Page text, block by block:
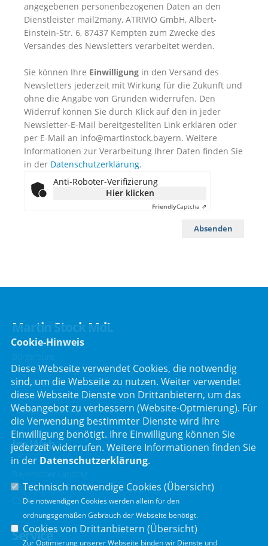
angegebenen personenbezogenen Daten an den
Dienstleister mail2many, ATRIVIO GmbH, Albert-
Einstein-Str. 6, 87437 Kempten zum Zwecke des
Versandes des Newsletters verarbeitet werden.
Sie können Ihre Einwilligung in den Versand des
Newsletters jederzeit mit Wirkung für die Zukunft und
ohne die Angabe von Gründen widerrufen. Den
Widerruf können Sie durch Klick auf den in jeder
Newsletter-E-Mail bereitgestellten Link erklären oder
per E-Mail an info@martinstock.bayern. Weitere
Informationen zur Verarbeitung Ihrer Daten finden Sie
in der Datenschutzerklärung.
Anti-Roboter-Verifizierung
Hier klicken
FriendlyCaptcha ⇗
Martin Stock MdL
Bürgerbüro
Schafbrückenweg 10
63834 Sulzbach am Main
Telefon :06028 / 217 496 0
Telefax : 06028 / 217 496 9
Im Web
CSU Landtagsfraktion
CSU Kreisverband Miltenberg
Service
Cookie-Hinweis
Diese Webseite verwendet Cookies, die notwendig
sind, um die Webseite zu nutzen. Weiter verwendet
diese Webseite Dienste von Drittanbietern, um das
Webangebot zu verbessern (Website-Optmierung). Für
die Verwendung bestimmter Dienste wird Ihre
Einwilligung benötigt. Ihre Einwilligung können Sie
jederzeit widerrufen. Weitere Informationen finden Sie
in der Datenschutzerklärung.
Technisch notwendige Cookies (Übersicht)
Die notwendigen Cookies werden allein für den
ordnungsgemäßen Gebrauch der Webseite benötigt.
Cookies von Drittanbietern (Übersicht)
Zur Optimierung unserer Webseite binden wir Dienste und